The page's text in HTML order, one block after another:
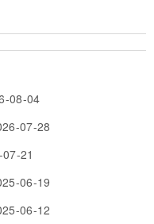
08-04
07-28
21
06-19
06-12